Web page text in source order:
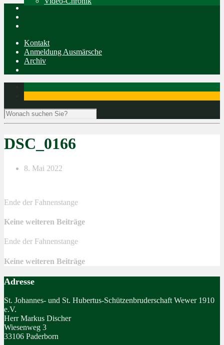
Kontakt
Anmeldung Ausmärsche
Archiv
DSC_0166
8. Mai 2022
Ende der Fahnenstange
Keine weiteren Beiträge
Ende der Fahnenstange
Keine weiteren Beiträge
Adresse
St. Johannes- und St. Hubertus-Schützenbruderschaft Wewer 1910
e.V.
Herr Markus Discher
Wiesenweg 3
33106 Paderborn